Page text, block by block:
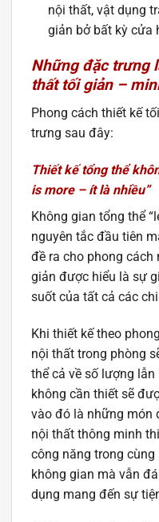
nội thất, vật dụng
giản bở bất kỳ cửa
Những đặc trưng
thất tối giản –
Phong cách thiết kế
trưng sau đây:
Thiết kế tổng thể
is more – ít là nhiều”
Không gian tổng thể
nguyên tắc đầu tiên
đề ra cho phong cách
giản được hiểu là sự
suốt của tất cả các
Khi thiết kế theo
nội thất trong phòng
thể cả về số lượng
không cần thiết sẽ
vào đó là những món
nội thất thông minh
công năng trong
không gian mà vẫn
dụng mang đến sự